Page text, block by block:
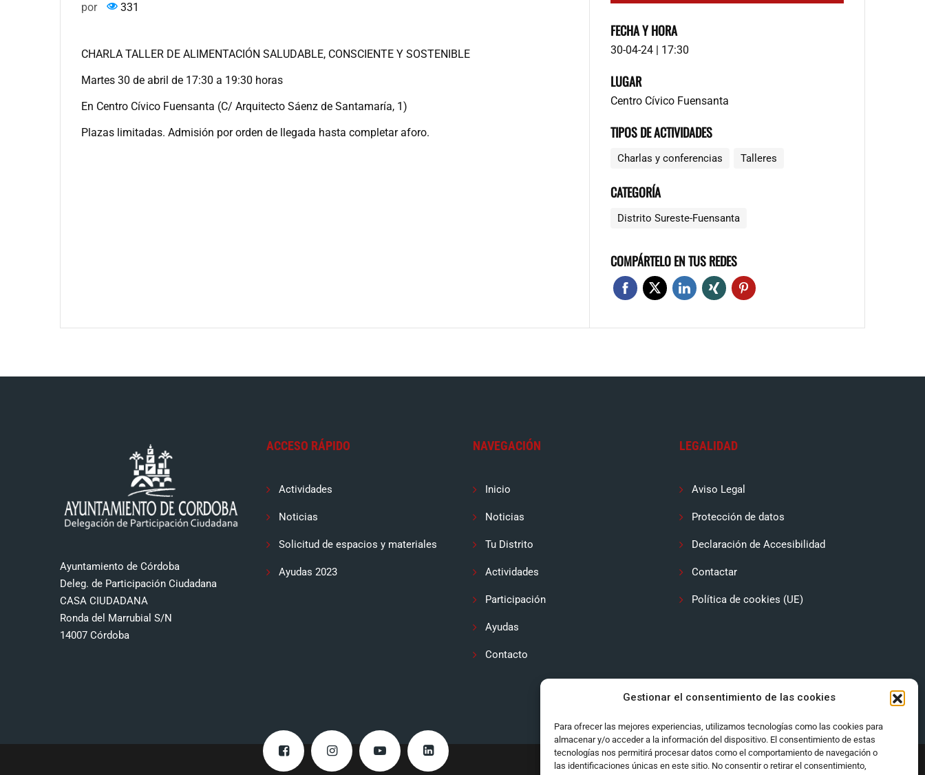
Gestionar el consentimiento de las cookies
Para ofrecer las mejores experiencias, utilizamos tecnologías como las cookies para
almacenar y/o acceder a la información del dispositivo. El consentimiento de estas
tecnologías nos permitirá procesar datos como el comportamiento de navegación o
las identificaciones únicas en este sitio. No consentir o retirar el consentimiento,
por 331
CHARLA TALLER DE ALIMENTACIÓN SALUDABLE, CONSCIENTE Y SOSTENIBLE
Martes 30 de abril de 17:30 a 19:30 horas
En Centro Cívico Fuensanta (C/ Arquitecto Sáenz de Santamaría, 1)
Plazas limitadas. Admisión por orden de llegada hasta completar aforo.
FECHA Y HORA
30-04-24 | 17:30
LUGAR
Centro Cívico Fuensanta
TIPOS DE ACTIVIDADES
Charlas y conferencias Talleres
CATEGORÍA
Distrito Sureste-Fuensanta
COMPÁRTELO EN TUS REDES
Ayuntamiento de Córdoba
Deleg. de Participación Ciudadana
CASA CIUDADANA
Ronda del Marrubial S/N
14007 Córdoba
ACCESO RÁPIDO
Actividades
Noticias
Solicitud de espacios y materiales
Ayudas 2023
NAVEGACIÓN
Inicio
Noticias
Tu Distrito
Actividades
Participación
Ayudas
Contacto
LEGALIDAD
Aviso Legal
Protección de datos
Declaración de Accesibilidad
Contactar
Política de cookies (UE)